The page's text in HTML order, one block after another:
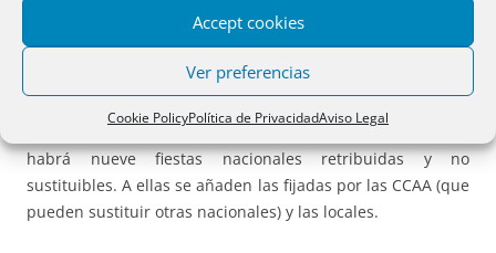
Accept cookies
Ver preferencias
Cookie PolicyPolítica de PrivacidadAviso Legal
habrá nueve fiestas nacionales retribuidas y no
sustituibles. A ellas se añaden las fijadas por las CCAA (que
pueden sustituir otras nacionales) y las locales.